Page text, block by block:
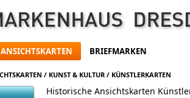
ANSICHTSKARTEN BRIEFMARKEN
/ KUNST & KULTUR / KÜNSTLERKARTEN
Historische Ansichtskarten